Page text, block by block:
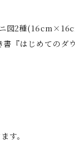
図2種
『はじめてのダ
す。